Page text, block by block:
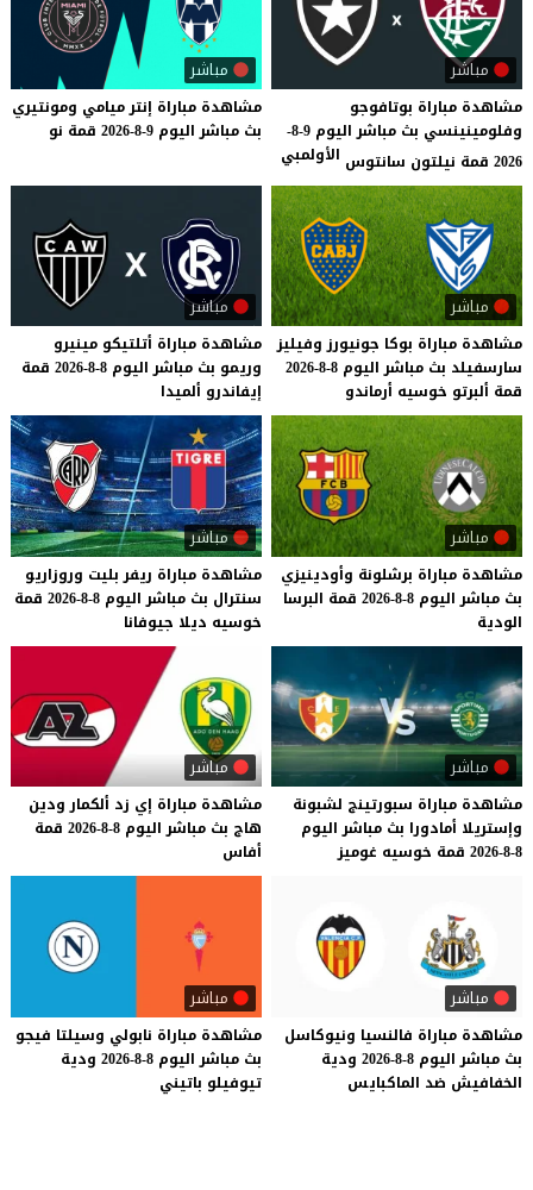
مباشر
مشاهدة مباراة بوتافوجو
وفلومينينسي بث مباشر اليوم 9-8-
2026 قمة نيلتون سانتوس
الأولمبي
مباشر
مشاهدة مباراة إنترميامي ومونتيري
بث مباشر اليوم 9-8-2026 قمة نو
مباشر
مشاهدة مباراة بوكا جونيورز وفيليز
سارسفيلد بث مباشر اليوم 8-8-2026
قمة ألبرتو خوسيه أرماندو
مباشر
مشاهدة مباراة أتلتيكو مينيرو
وريمو بث مباشر اليوم 8-8-2026
قمة
إيفاندرو ألميدا
مباشر
مشاهدة مباراة برشلونة وأودينيزي
بث مباشر اليوم 8-8-2026 قمة البرسا
الودية
مباشر
مشاهدة مباراة ريفر بليت وروزاريو
سنترال بث مباشر اليوم 8-8-2026
قمة
خوسيه ديلا جيوفانا
مباشر
مشاهدة مباراة سبورتينج لشبونة
وإستريلا أمادورا بث مباشر اليوم
8-8-2026
قمة خوسيه غوميز
مباشر
مشاهدة مباراة إي زد ألكمار ودين
هاج بث مباشر اليوم 8-8-2026
قمة
أفاس
مباشر
مشاهدة مباراة فالنسيا ونيوكاسل
بث مباشر اليوم 8-8-2026
ودية
الخفافيش ضد الماكبايس
مباشر
مشاهدة مباراة نابولي وسيلتا فيجو
بث مباشر اليوم 8-8-2026
ودية
تيوفيلو باتيني